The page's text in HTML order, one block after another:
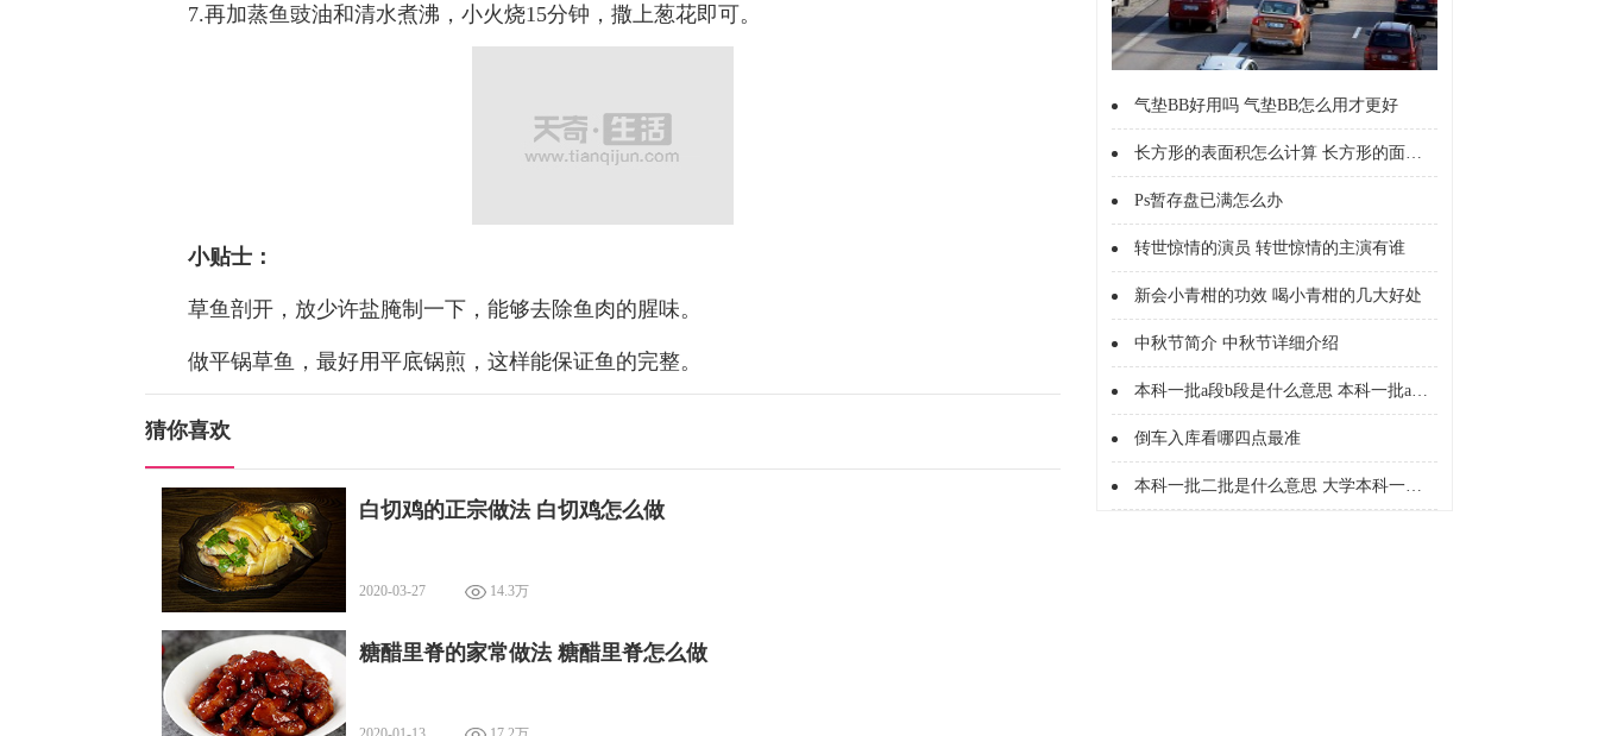
7.再加蒸鱼豉油和清水煮沸，小火烧15分钟，撒上葱花即可。
小贴士：
草鱼剖开，放少许盐腌制一下，能够去除鱼肉的腥味。
做平锅草鱼，最好用平底锅煎，这样能保证鱼的完整。
猜你喜欢
白切鸡的正宗做法 白切鸡怎么做
2020-03-27 14.3万
糖醋里脊的家常做法 糖醋里脊怎么做
气垫BB好用吗 气垫BB怎么用才更好
长方形的表面积怎么计算 长方形的面积怎么计算的
Ps暂存盘已满怎么办
转世惊情的演员 转世惊情的主演有谁
新会小青柑的功效 喝小青柑的几大好处
中秋节简介 中秋节详细介绍
本科一批a段b段是什么意思 本科一批a段b段什么意思
倒车入库看哪四点最准
本科一批二批是什么意思 大学本科一批二批是什么意思